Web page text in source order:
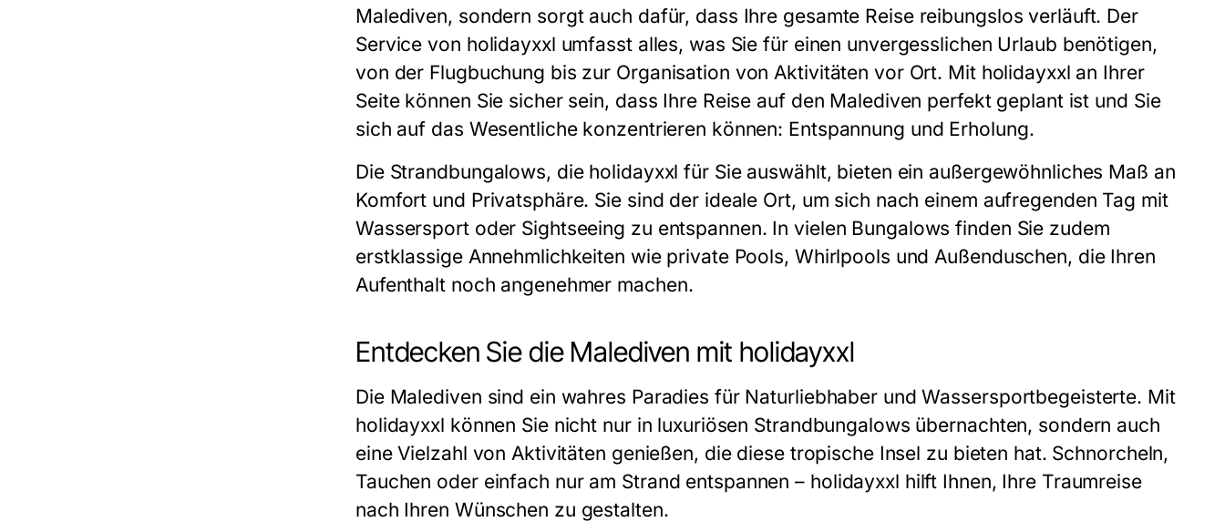
Malediven, sondern sorgt auch dafür, dass Ihre gesamte Reise reibungslos verläuft. Der
Service von holidayxxl umfasst alles, was Sie für einen unvergesslichen Urlaub benötigen,
von der Flugbuchung bis zur Organisation von Aktivitäten vor Ort. Mit holidayxxl an Ihrer
Seite können Sie sicher sein, dass Ihre Reise auf den Malediven perfekt geplant ist und Sie
sich auf das Wesentliche konzentrieren können: Entspannung und Erholung.
Die Strandbungalows, die holidayxxl für Sie auswählt, bieten ein außergewöhnliches Maß an
Komfort und Privatsphäre. Sie sind der ideale Ort, um sich nach einem aufregenden Tag mit
Wassersport oder Sightseeing zu entspannen. In vielen Bungalows finden Sie zudem
erstklassige Annehmlichkeiten wie private Pools, Whirlpools und Außenduschen, die Ihren
Aufenthalt noch angenehmer machen.
Entdecken Sie die Malediven mit holidayxxl
Die Malediven sind ein wahres Paradies für Naturliebhaber und Wassersportbegeisterte. Mit
holidayxxl können Sie nicht nur in luxuriösen Strandbungalows übernachten, sondern auch
eine Vielzahl von Aktivitäten genießen, die diese tropische Insel zu bieten hat. Schnorcheln,
Tauchen oder einfach nur am Strand entspannen – holidayxxl hilft Ihnen, Ihre Traumreise
nach Ihren Wünschen zu gestalten.